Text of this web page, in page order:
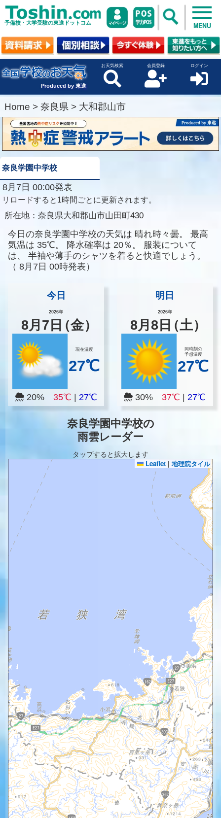
予備校・大学受験の東進ドットコム MENU
Produced by 東進
お天気検索 会員登録 ログイン
Home > 奈良県 > 大和郡山市
奈良学園中学校
8月7日 00:00発表
リロードすると1時間ごとに更新されます。
所在地： 奈良県大和郡山市山田町430
今日の奈良学園中学校の天気は 晴れ時々曇。
最高
気温は 35℃。 降水確率は 20％。
服装について
は、
半袖や薄手のシャツを着ると快適でしょう。
（ 8月7日 00時発表）
今日
2026年
8月 7 日（金）
現在温度
27℃
20% 35℃ 27℃
明日
2026年
8月8 日（土）
同時刻の
予想温度
27℃
30%37℃ |27℃
奈良学園中学校の
雨雲レーダー
タップすると拡大します
Leaflet | 地理院タイル